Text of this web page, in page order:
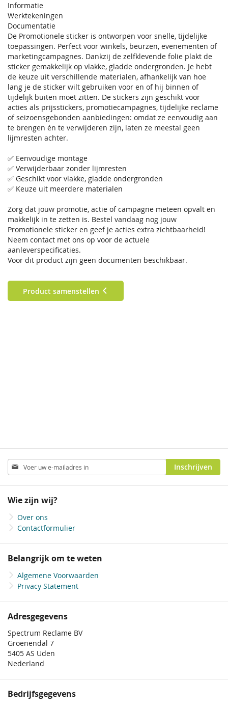
Informatie
Werktekeningen
Documentatie
De Promotionele sticker is ontworpen voor snelle, tijdelijke
toepassingen. Perfect voor winkels, beurzen, evenementen of
marketingcampagnes. Dankzij de zelfklevende folie plakt de
sticker gemakkelijk op vlakke, gladde ondergronden. Je hebt
de keuze uit verschillende materialen, afhankelijk van hoe
lang je de sticker wilt gebruiken voor en of hij binnen of
tijdelijk buiten moet zitten. De stickers zijn geschikt voor
acties als prijsstickers, promotiecampagnes, tijdelijke reclame
of seizoensgebonden aanbiedingen: omdat ze eenvoudig aan
te brengen én te verwijderen zijn, laten ze meestal geen
lijmresten achter.
✅ Eenvoudige montage
✅ Verwijderbaar zonder lijmresten
✅ Geschikt voor vlakke, gladde ondergronden
✅ Keuze uit meerdere materialen
Zorg dat jouw promotie, actie of campagne meteen opvalt en
makkelijk in te zetten is. Bestel vandaag nog jouw
Promotionele sticker en geef je acties extra zichtbaarheid!
Neem contact met ons op voor de actuele
aanleverspecificaties.
Voor dit product zijn geen documenten beschikbaar.
Product samenstellen
Abonneer
u
op
nieuwsbrief
Inschrijven
Wie zijn wij?
Over ons
Contactformulier
Belangrijk om te weten
Algemene Voorwaarden
Privacy Statement
Adresgegevens
Spectrum Reclame BV
Groenendal 7
5405 AS Uden
Nederland
Bedrijfsgegevens